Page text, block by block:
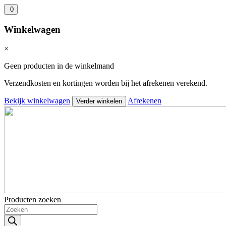
0
Winkelwagen
×
Geen producten in de winkelmand
Verzendkosten en kortingen worden bij het afrekenen verekend.
Bekijk winkelwagen Verder winkelen Afrekenen
Producten zoeken